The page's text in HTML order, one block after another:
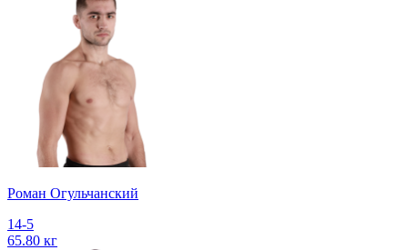
Роман Огульчанский
14-5
65.80 кг